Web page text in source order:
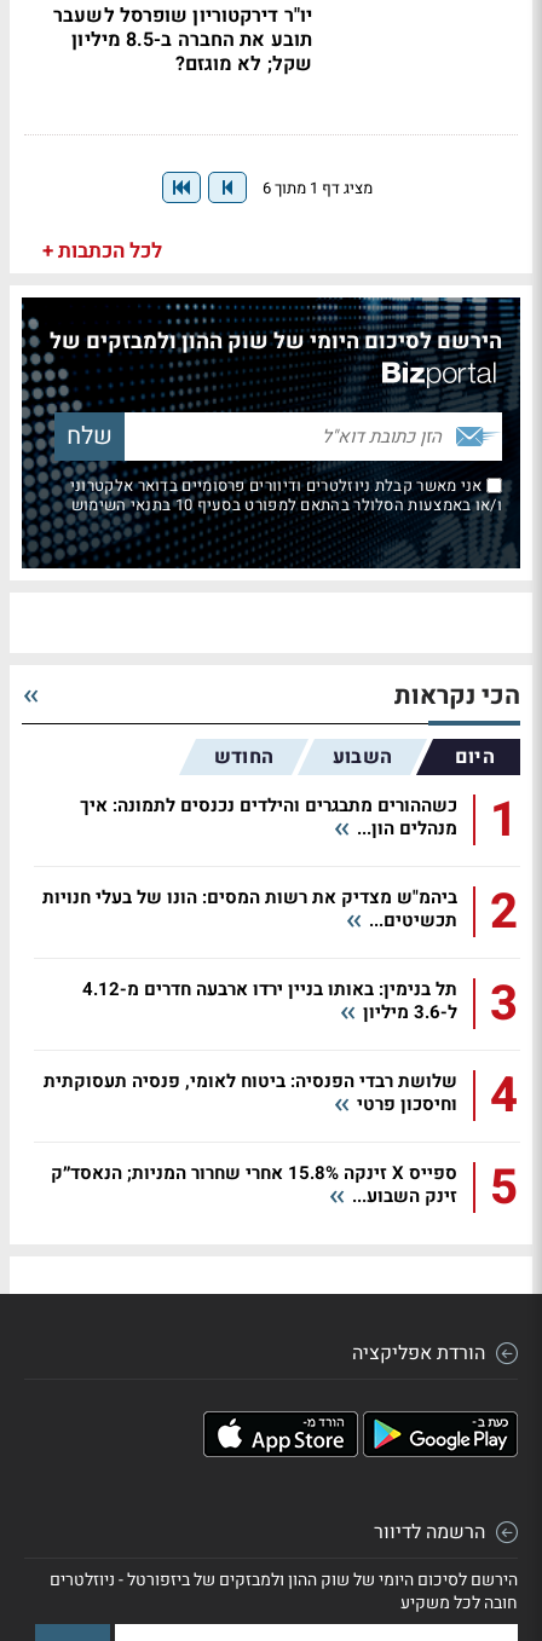
יו"ר דירקטוריון שופרסל לשעבר
תובע את החברה ב-8.5 מיליון
שקל; לא מוגזם?
מציג דף 1 מתוך 6
לכל הכתבות +
הירשם לסיכום היומי של שוק ההון ולמבזקים של
אני מאשר קבלת ניוזלטרים ודיוורים פרסומיים בדואר אלקטרוני
ו/או באמצעות הסלולר בהתאם למפורט בסעיף 10 בתנאי השימוש
הכי נקראות
היום השבוע החודש
1
כשההורים מתבגרים והילדים נכנסים לתמונה: איך
מנהלים הון...
2
ביהמ"ש מצדיק את רשות המסים: הונו של בעלי חנויות
תכשיטים...
3
תל בנימין: באותו בניין ירדו ארבעה חדרים מ-4.12
ל-3.6 מיליון
4
שלושת רבדי הפנסיה: ביטוח לאומי, פנסיה תעסוקתית
וחיסכון פרטי
5
ספייס X זינקה 15.8% אחרי שחרור המניות; הנאסד״ק
זינק השבוע...
הורדת אפליקציה
הרשמה לדיוור
הירשם לסיכום היומי של שוק ההון ולמבזקים של ביזפורטל - ניוזלטרים
חובה לכל משקיע